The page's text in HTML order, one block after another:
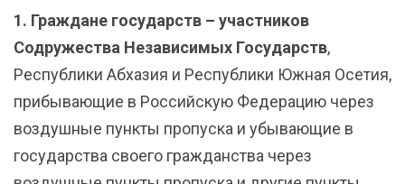
1. Граждане государств – участников
Содружества Независимых Государств,
Республики Абхазия и Республики Южная Осетия,
прибывающие в Российскую Федерацию через
воздушные пункты пропуска и убывающие в
государства своего гражданства через